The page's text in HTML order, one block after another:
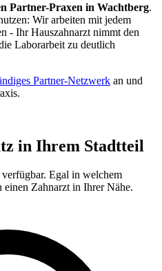
Partner-Praxen in Wachtberg.
Wir arbeiten mit jedem
- Ihr Hauszahnarzt nimmt den
Laborarbeit zu deutlich
Partner-Netzwerk an und
in Ihrem Stadtteil
verfügbar. Egal in welchem
Zahnarzt in Ihrer Nähe.